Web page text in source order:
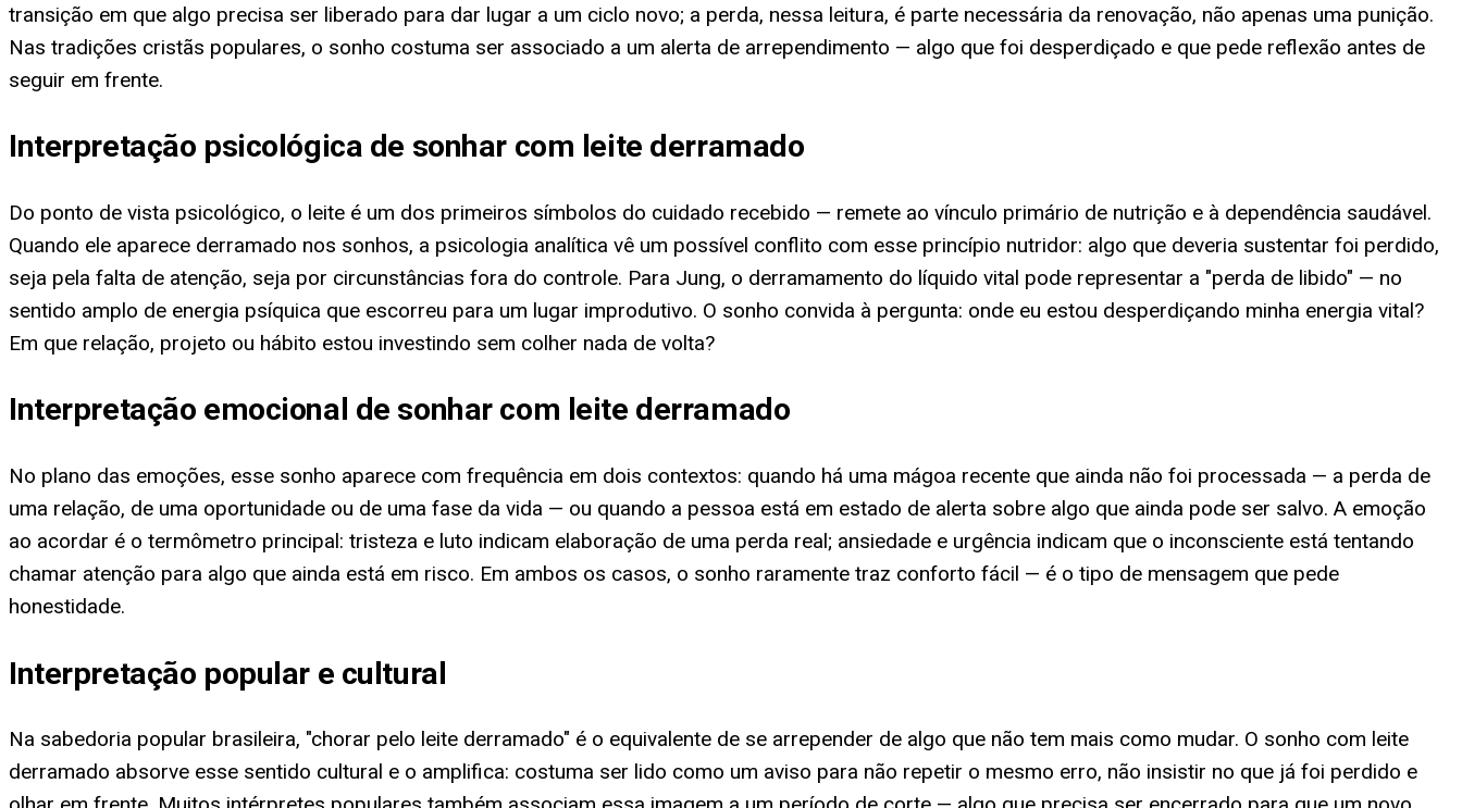
transição em que algo precisa ser liberado para dar lugar a um ciclo novo; a perda, nessa leitura, é parte necessária da renovação, não apenas uma punição.
Nas tradições cristãs populares, o sonho costuma ser associado a um alerta de arrependimento — algo que foi desperdiçado e que pede reflexão antes de
seguir em frente.
Interpretação psicológica de sonhar com leite derramado
Do ponto de vista psicológico, o leite é um dos primeiros símbolos do cuidado recebido — remete ao vínculo primário de nutrição e à dependência saudável.
Quando ele aparece derramado nos sonhos, a psicologia analítica vê um possível conflito com esse princípio nutridor: algo que deveria sustentar foi perdido,
seja pela falta de atenção, seja por circunstâncias fora do controle. Para Jung, o derramamento do líquido vital pode representar a "perda de libido" — no
sentido amplo de energia psíquica que escorreu para um lugar improdutivo. O sonho convida à pergunta: onde eu estou desperdiçando minha energia vital?
Em que relação, projeto ou hábito estou investindo sem colher nada de volta?
Interpretação emocional de sonhar com leite derramado
No plano das emoções, esse sonho aparece com frequência em dois contextos: quando há uma mágoa recente que ainda não foi processada — a perda de
uma relação, de uma oportunidade ou de uma fase da vida — ou quando a pessoa está em estado de alerta sobre algo que ainda pode ser salvo. A emoção
ao acordar é o termômetro principal: tristeza e luto indicam elaboração de uma perda real; ansiedade e urgência indicam que o inconsciente está tentando
chamar atenção para algo que ainda está em risco. Em ambos os casos, o sonho raramente traz conforto fácil — é o tipo de mensagem que pede
honestidade.
Interpretação popular e cultural
Na sabedoria popular brasileira, "chorar pelo leite derramado" é o equivalente de se arrepender de algo que não tem mais como mudar. O sonho com leite
derramado absorve esse sentido cultural e o amplifica: costuma ser lido como um aviso para não repetir o mesmo erro, não insistir no que já foi perdido e